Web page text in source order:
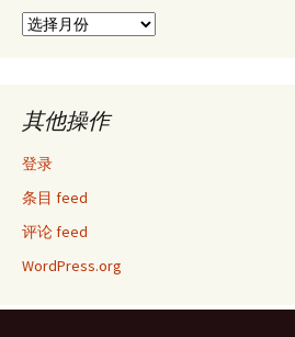
归
其他操作
登录
条目 feed
评论 feed
WordPress.org